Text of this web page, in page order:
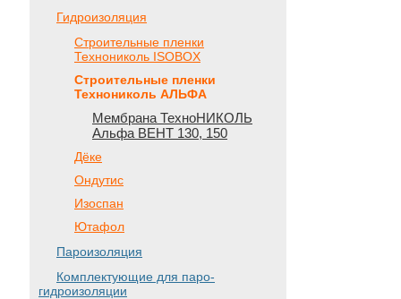
Гидроизоляция
Строительные пленки
Технониколь ISOBOX
Строительные пленки
Технониколь АЛЬФА
Мембрана ТехноНИКОЛЬ
Альфа ВЕНТ 130, 150
Дёке
Ондутис
Изоспан
Ютафол
Пароизоляция
Комплектующие для паро-
гидроизоляции